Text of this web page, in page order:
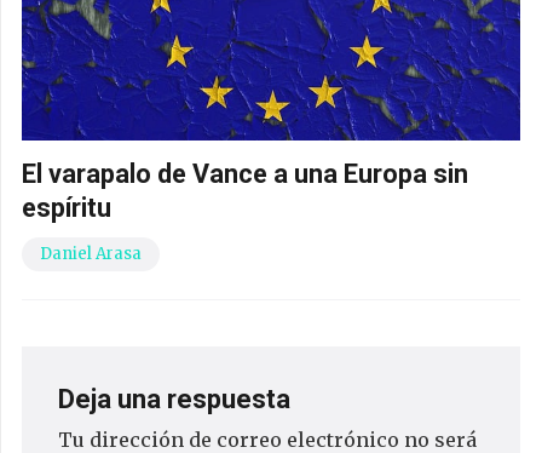
El varapalo de Vance a una Europa sin
espíritu
Daniel Arasa
Deja una respuesta
Tu dirección de correo electrónico no será